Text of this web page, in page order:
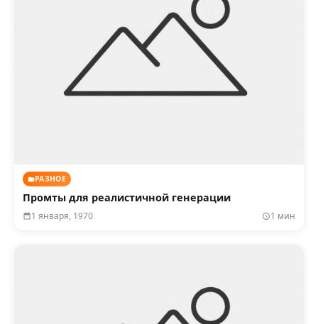
РАЗНОЕ
Промты для реалистичной генерации
1 января, 1970 1 мин